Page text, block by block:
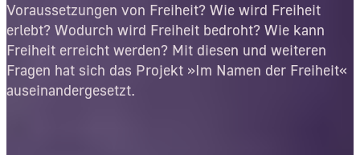
Voraussetzungen von Freiheit? Wie wird Freiheit
erlebt? Wodurch wird Freiheit bedroht? Wie kann
Freiheit erreicht werden? Mit diesen und weiteren
Fragen hat sich das Projekt »Im Namen der Freiheit«
auseinandergesetzt.